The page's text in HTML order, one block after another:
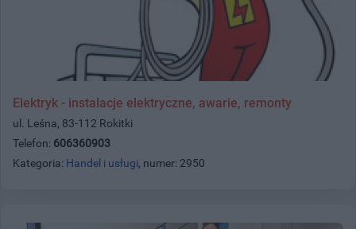
Elektryk - instalacje elektryczne, awarie, remonty
ul. Leśna, 83-112 Rokitki
Telefon: 606360903
Kategoria: Handel i usługi, numer: 2950